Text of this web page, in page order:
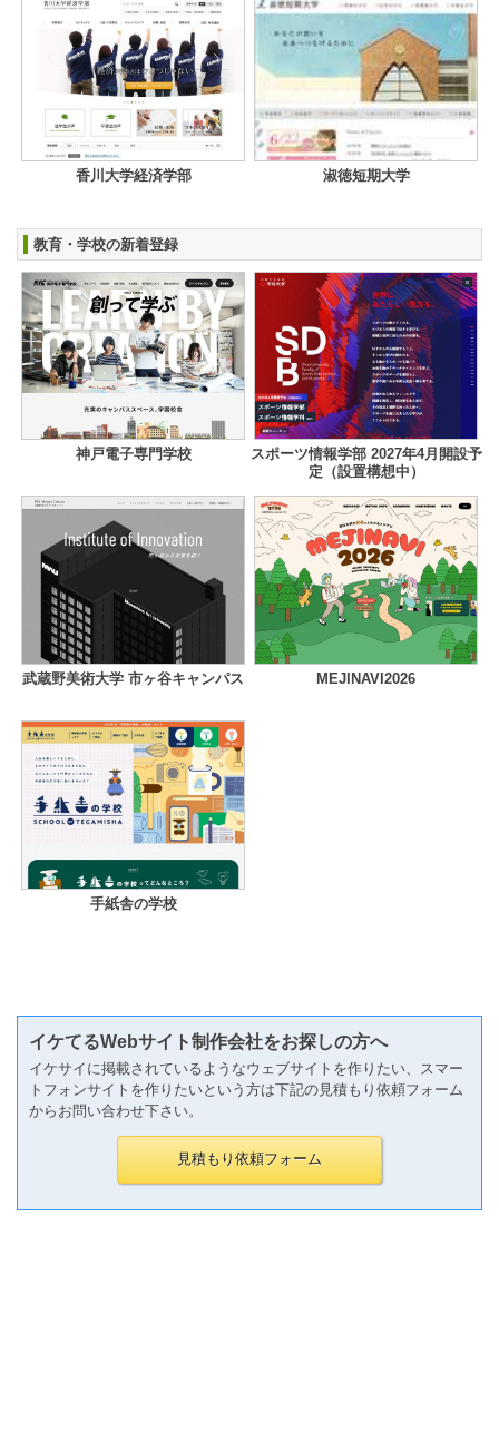
香川大学経済学部 淑徳短期大学
教育・学校の新着登録
神戸電子専門学校
スポーツ情報学部 2027年4月開設予
定（設置構想中）
武蔵野美術大学 市ヶ谷キャンパス MEJINAVI2026
手紙舎の学校
イケてるWebサイト制作会社をお探しの方へ
イケサイに掲載されているようなウェブサイトを作りたい、スマー
トフォンサイトを作りたいという方は下記の見積もり依頼フォーム
からお問い合わせ下さい。